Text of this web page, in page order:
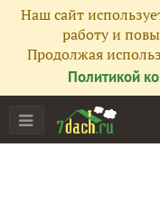
Наш сайт
работу и
Продолжая
Политикой